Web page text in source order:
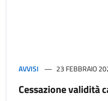
AVVISI 23 FEBBRAIO
Cessazione validità